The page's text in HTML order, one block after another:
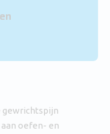
gewrichtspijn
oefen- en